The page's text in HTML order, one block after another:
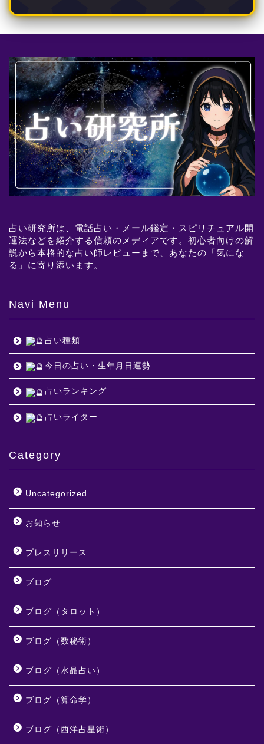
占い研究所は、電話占い・メール鑑定・スピリチュアル開
運法などを紹介する信頼のメディアです。初心者向けの解
説から本格的な占い師レビューまで、あなたの「気にな
る」に寄り添います。
Navi Menu
占い種類
今日の占い・生年月日運勢
占いランキング
占いライター
Category
Uncategorized
お知らせ
プレスリリース
ブログ
ブログ（タロット）
ブログ（数秘術）
ブログ（水晶占い）
ブログ（算命学）
ブログ（西洋占星術）